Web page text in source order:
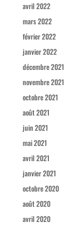
avril 2022
mars 2022
février 2022
janvier 2022
décembre 2021
novembre 2021
octobre 2021
août 2021
juin 2021
mai 2021
avril 2021
janvier 2021
octobre 2020
août 2020
avril 2020